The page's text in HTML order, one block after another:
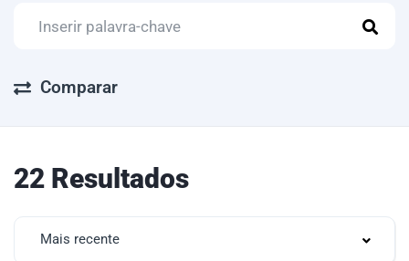
Comparar
22 Resultados
Mais recente